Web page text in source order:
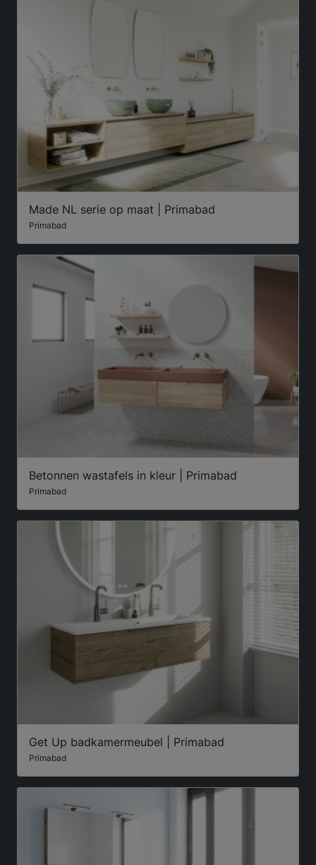
Made NL serie op maat | Primabad
Primabad
Betonnen wastafels in kleur | Primabad
Primabad
Get Up badkamermeubel | Primabad
Primabad